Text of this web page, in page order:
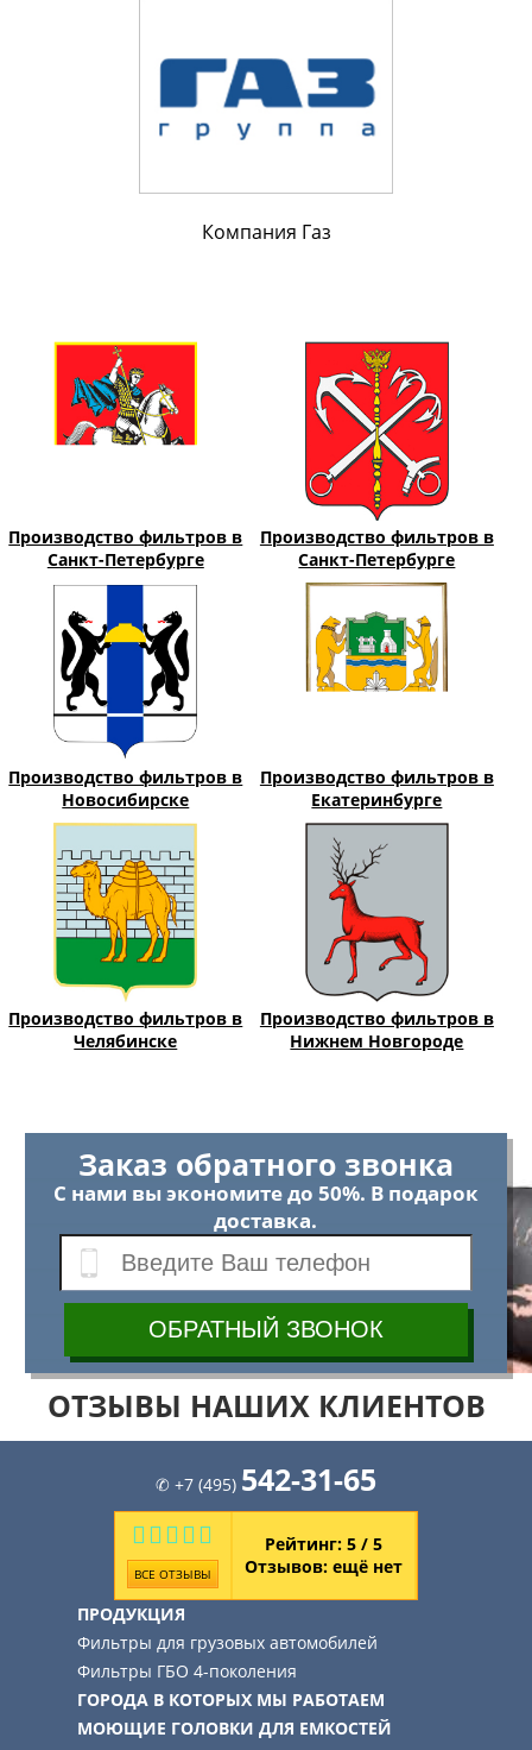
Компания Газ
Производство фильтров в
Санкт-Петербурге
Производство фильтров в
Санкт-Петербурге
Производство фильтров в
Новосибирске
Производство фильтров в
Екатеринбурге
Производство фильтров в
Челябинске
Производство фильтров в
Нижнем Новгороде
Заказ обратного звонка
С нами вы экономите до 50%. В подарок
доставка.
ОТЗЫВЫ НАШИХ КЛИЕНТОВ
✆ +7 (495) 542-31-65
ВСЕ ОТЗЫВЫ
Рейтинг: 5 / 5
Отзывов: ещё нет
ПРОДУКЦИЯ
Фильтры для грузовых автомобилей
Фильтры ГБО 4-поколения
ГОРОДА В КОТОРЫХ МЫ РАБОТАЕМ
МОЮЩИЕ ГОЛОВКИ ДЛЯ ЕМКОСТЕЙ